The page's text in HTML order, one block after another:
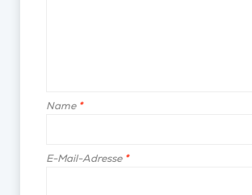
Name *
E-Mail-Adresse *